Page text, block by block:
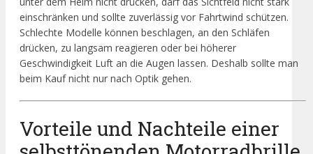
einschränken und sollte zuverlässig vor Fahrtwind schützen.
Schlechte Modelle können beschlagen, an den Schläfen
drücken, zu langsam reagieren oder bei höherer
Geschwindigkeit Luft an die Augen lassen. Deshalb sollte man
beim Kauf nicht nur nach Optik gehen.
Vorteile und Nachteile einer